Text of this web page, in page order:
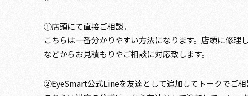
①店頭にて直接ご相談。
こちらは一番分かりやすい方法になります。店頭に修
などからお見積もりやご相談に対応致します。
➁EyeSmart公式Lineを友達として追加してトークでご相